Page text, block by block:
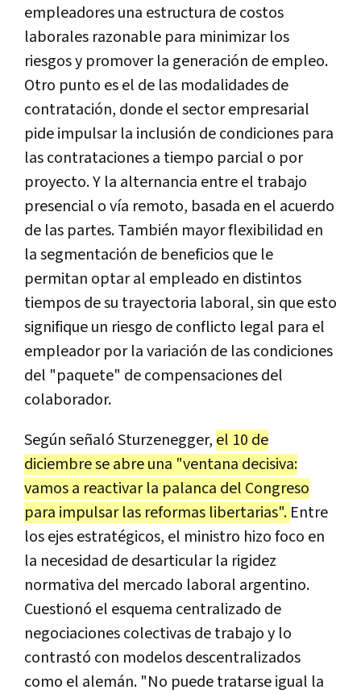
empleadores una estructura de costos
laborales razonable para minimizar los
riesgos y promover la generación de empleo.
Otro punto es el de las modalidades de
contratación, donde el sector empresarial
pide impulsar la inclusión de condiciones para
las contrataciones a tiempo parcial o por
proyecto. Y la alternancia entre el trabajo
presencial o vía remoto, basada en el acuerdo
de las partes. También mayor flexibilidad en
la segmentación de beneficios que le
permitan optar al empleado en distintos
tiempos de su trayectoria laboral, sin que esto
signifique un riesgo de conflicto legal para el
empleador por la variación de las condiciones
del "paquete" de compensaciones del
colaborador.
Según señaló Sturzenegger, el 10 de
diciembre se abre una "ventana decisiva:
vamos a reactivar la palanca del Congreso
para impulsar las reformas libertarias". Entre
los ejes estratégicos, el ministro hizo foco en
la necesidad de desarticular la rigidez
normativa del mercado laboral argentino.
Cuestionó el esquema centralizado de
negociaciones colectivas de trabajo y lo
contrastó con modelos descentralizados
como el alemán. "No puede tratarse igual la